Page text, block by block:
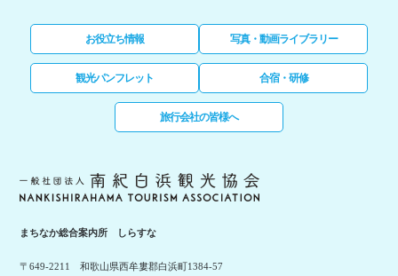
お役立ち情報 写真・動画ライブラリー
観光パンフレット 合宿・研修
旅行会社の皆様へ
まちなか総合案内所 しらすな
〒649-2211 和歌山県西牟婁郡白浜町1384-57